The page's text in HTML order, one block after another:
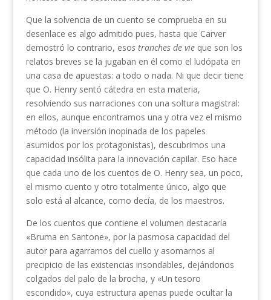
Que la solvencia de un cuento se comprueba en su
desenlace es algo admitido pues, hasta que Carver
demostró lo contrario, esos tranches de vieque son los
relatos breves se la jugaban en él como el ludópata en
una casa de apuestas: a todo o nada. Ni que decir tiene
que O. Henry sentó cátedra en esta materia,
resolviendo sus narraciones con una soltura magistral:
en ellos, aunque encontramos una y otra vez el mismo
método (la inversión inopinada de los papeles
asumidos por los protagonistas), descubrimos una
capacidad insólita para la innovación capilar. Eso hace
que cada uno de los cuentos de O. Henry sea, un poco,
el mismo cuento y otro totalmente único, algo que
solo está al alcance, como decía, de los maestros.
De los cuentos que contiene el volumen destacaría
«Bruma en Santone», por la pasmosa capacidad del
autor para agarrarnos del cuello y asomarnos al
precipicio de las existencias insondables, dejándonos
colgados del palo de la brocha, y «Un tesoro
escondido», cuya estructura apenas puede ocultar la